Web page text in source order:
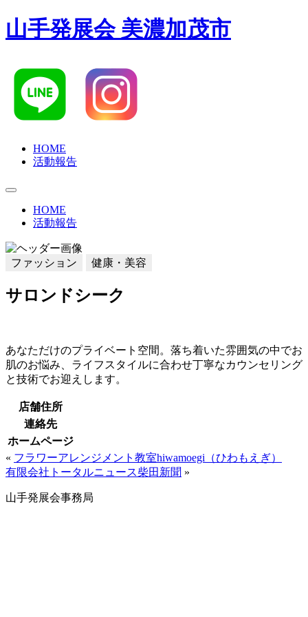
山手発展会 美濃加茂市
HOME
活動報告
HOME
活動報告
ファッション 健康・美容
サロンドシーク
あなただけのプライベート空間。落ち着いた雰囲気の中でお
肌のお悩み、ライフスタイルに合わせ丁寧なカウンセリング
と技術でお迎えします。
店舗住所
連絡先
ホームページ
« フラワーアレンジメント教室hiwamoegi（ひわもえぎ）
有限会社トータルニュース柴田新聞 »
山手発展会事務局